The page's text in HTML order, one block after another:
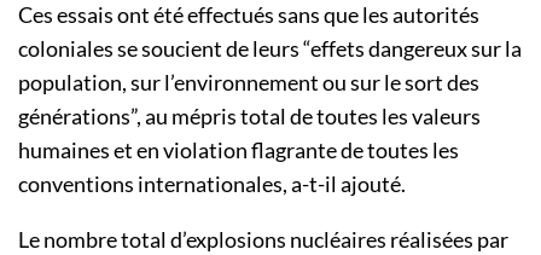
Ces essais ont été effectués sans que les autorités
coloniales se soucient de leurs “effets dangereux sur la
population, sur l’environnement ou sur le sort des
générations”, au mépris total de toutes les valeurs
humaines et en violation flagrante de toutes les
conventions internationales, a-t-il ajouté.
Le nombre total d’explosions nucléaires réalisées par